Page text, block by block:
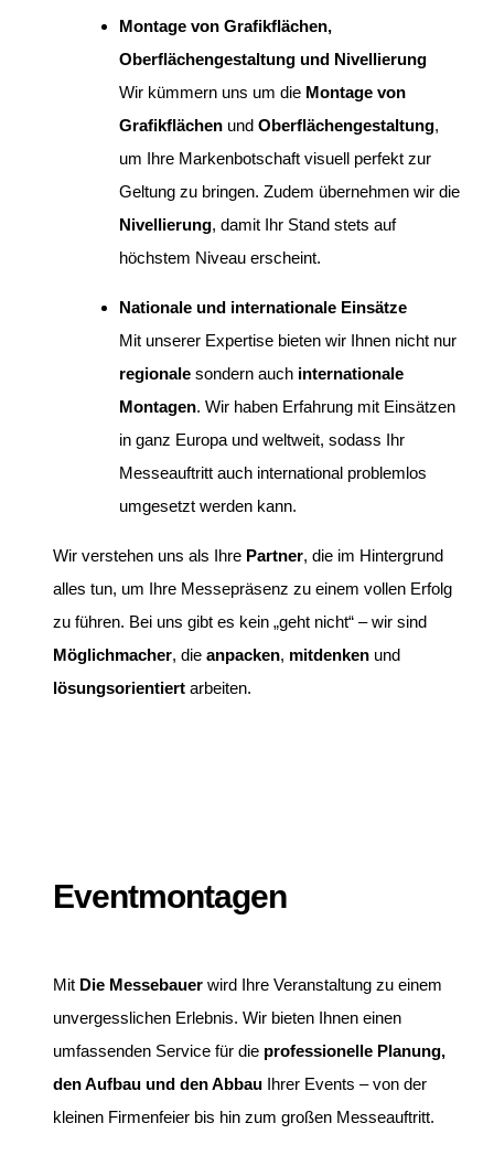
Montage von Grafikflächen,
Oberflächengestaltung und Nivellierung
Wir kümmern uns um die Montage von
Grafikflächen und Oberflächengestaltung,
um Ihre Markenbotschaft visuell perfekt zur
Geltung zu bringen. Zudem übernehmen wir die
Nivellierung, damit Ihr Stand stets auf
höchstem Niveau erscheint.
Nationale und internationale Einsätze
Mit unserer Expertise bieten wir Ihnen nicht nur
regionale sondern auch internationale
Montagen. Wir haben Erfahrung mit Einsätzen
in ganz Europa und weltweit, sodass Ihr
Messeauftritt auch international problemlos
umgesetzt werden kann.
Wir verstehen uns als Ihre Partner, die im Hintergrund
alles tun, um Ihre Messepräsenz zu einem vollen Erfolg
zu führen. Bei uns gibt es kein „geht nicht“ – wir sind
Möglichmacher, die anpacken, mitdenken und
lösungsorientiert arbeiten.
Eventmontagen
Mit Die Messebauer wird Ihre Veranstaltung zu einem
unvergesslichen Erlebnis. Wir bieten Ihnen einen
umfassenden Service für die professionelle Planung,
den Aufbau und den Abbau Ihrer Events – von der
kleinen Firmenfeier bis hin zum großen Messeauftritt.